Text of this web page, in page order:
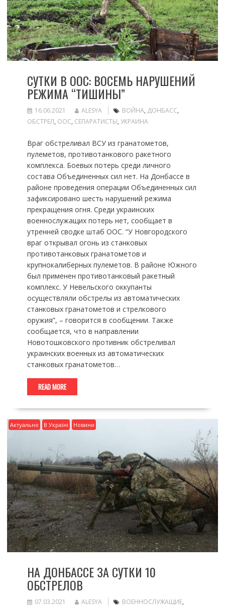
СУТКИ В ООС: ВОСЕМЬ НАРУШЕНИЙ
РЕЖИМА “ТИШИНЫ”
16.06.2021 ALESYA ВОЙНА, ДОНБАСС,
ОБСТРЕЛ, ООС, СЕПАРАТИСТЫ, УКРАИНА
Враг обстреливал ВСУ из гранатометов,
пулеметов, противотанкового ракетного
комплекса. Боевых потерь среди личного
состава Объединенных сил нет. На Донбассе в
районе проведения операции Объединенных сил
зафиксировано шесть нарушений режима
прекращения огня. Среди украинских
военнослужащих потерь нет, сообщает в
утренней сводке штаб ООС. “У Новгородского
враг открывал огонь из станковых
противотанковых гранатометов и
крупнокалиберных пулеметов. В районе Южного
был применен противотанковый ракетный
комплекс. У Невельского оккупанты
осуществляли обстрелы из автоматических
станковых гранатометов и стрелкового
оружия”, – говорится в сообщении. Также
сообщается, что в направлении
Новотошковского противник обстреливал
украинских военных из автоматических
станковых гранатометов…
READ MORE
Актуально В Україні Новини
НА ДОНБАССЕ ЗА СУТКИ 10
ОБСТРЕЛОВ
07.03.2021 ALESYA ВОЕННОСЛУЖАЩИЕ,